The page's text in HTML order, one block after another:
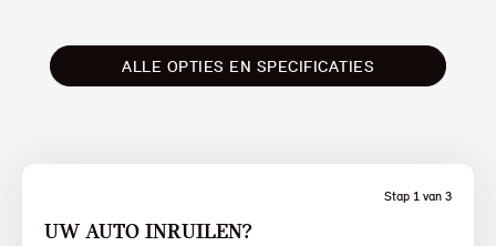
Stap 1 van 3
UW AUTO INRUILEN?
ALLE OPTIES EN SPECIFICATIES